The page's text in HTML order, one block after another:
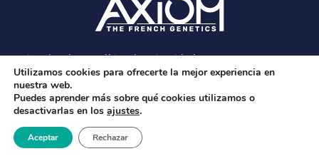
Avisos legales y política de privacidad
Utilizamos cookies para ofrecerte la mejor experiencia en
nuestra web.
Puedes aprender más sobre qué cookies utilizamos o
desactivarlas en los ajustes.
Aceptar Rechazar